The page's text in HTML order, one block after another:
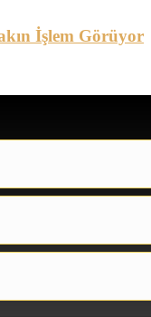
İşlem Görüyor